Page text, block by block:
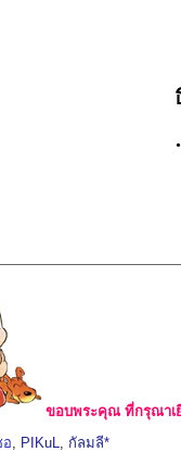
ขอบพระคุณ ที่กรุณาเ
อ PIKuL
กัลมลี*